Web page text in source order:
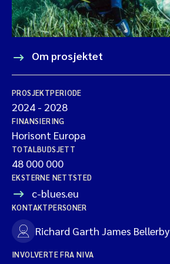
Om prosjektet
PROSJEKTPERIODE
2024 - 2028
FINANSIERING
Horisont Europa
TOTALBUDSJETT
48 000 000
EKSTERNE NETTSTED
c-blues.eu
KONTAKTPERSONER
Richard Garth James Bellerby
INVOLVERTE FRA NIVA